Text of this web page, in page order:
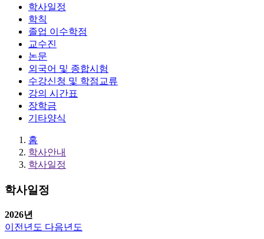
학사일정
학칙
졸업 이수학점
교수진
논문
외국어 및 종합시험
수강신청 및 학점교류
강의 시간표
장학금
기타양식
홈
학사안내
학사일정
학사일정
2026년
이전년도 다음년도